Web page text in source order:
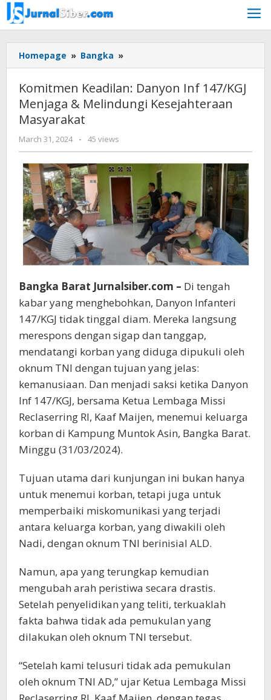
Skip
to
content
Homepage » Bangka »
Keadilan:
Inf
147/KGJ
Kesejahteraan
Masyarakat
Komitmen Keadilan: Danyon Inf 147/KGJ
Menjaga & Melindungi Kesejahteraan
Masyarakat
March 31, 2024
by
Jurnalsiber
- 45 views
Bangka Barat Jurnalsiber.com – Di tengah
kabar yang menghebohkan, Danyon Infanteri
147/KGJ tidak tinggal diam. Mereka langsung
merespons dengan sigap dan tanggap,
mendatangi korban yang diduga dipukuli oleh
oknum TNI dengan tujuan yang jelas:
kemanusiaan. Dan menjadi saksi ketika Danyon
Inf 147/KGJ, bersama Ketua Lembaga Missi
Reclaserring RI, Kaaf Maijen, menemui keluarga
korban di Kampung Muntok Asin, Bangka Barat.
Minggu (31/03/2024).
Tujuan utama dari kunjungan ini bukan hanya
untuk menemui korban, tetapi juga untuk
memperbaiki miskomunikasi yang terjadi
antara keluarga korban, yang diwakili oleh
Nadi, dengan oknum TNI berinisial ALD.
Namun, apa yang terungkap kemudian
mengubah arah peristiwa secara drastis.
Setelah penyelidikan yang teliti, terkuaklah
fakta bahwa tidak ada pemukulan yang
dilakukan oleh oknum TNI tersebut.
“Setelah kami telusuri tidak ada pemukulan
oleh oknum TNI AD,” ujar Ketua Lembaga Missi